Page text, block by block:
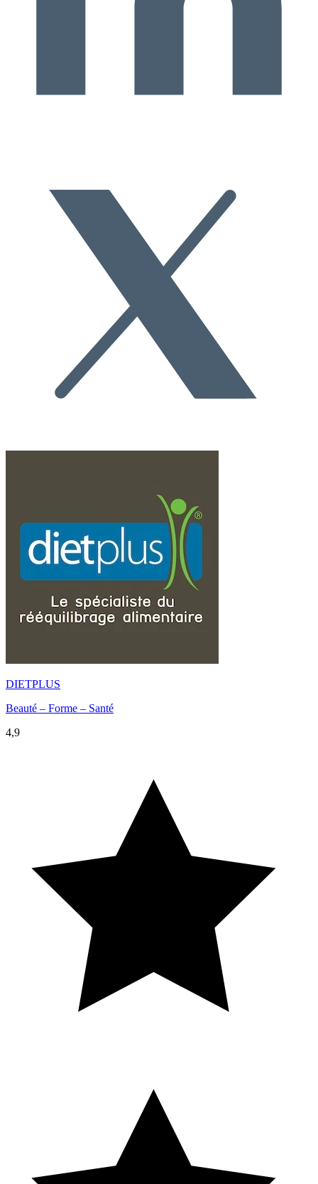
DIETPLUS
Beauté – Forme – Santé
4,9